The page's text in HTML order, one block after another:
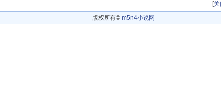
[关
版权所有© m5n4小说网